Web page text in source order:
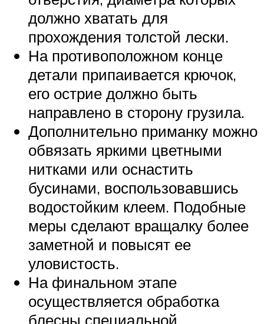
должно хватать для
прохождения толстой лески.
На противоположном конце
детали припаивается крючок,
его острие должно быть
направлено в сторону грузила.
Дополнительно приманку можно
обвязать яркими цветными
нитками или оснастить
бусинами, воспользовавшись
водостойким клеем. Подобные
меры сделают вращалку более
заметной и повысят ее
уловистость.
На финальном этапе
осуществляется обработка
блесны специальной